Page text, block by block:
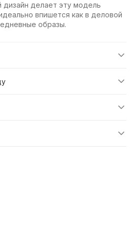
дизайн делает эту модель
впишется как в деловой
образы.